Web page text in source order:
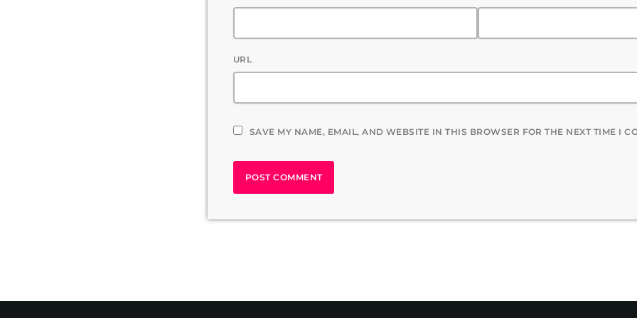
URL
SAVE MY NAME, EMAIL, AND WEBSITE IN THIS BROWSER FOR THE NEXT TIME I